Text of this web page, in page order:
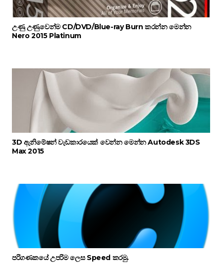
උණු උණුවෙන්ම CD/DVD/Blue-ray Burn කරන්න මෙන්න
Nero 2015 Platinum
3D ඇනිමේෂන් වැඩකාරයෙක් වෙන්න මෙන්න Autodesk 3DS
Max 2015
පරිගණකයේ උපරිම ලෙස Speed කරමු.